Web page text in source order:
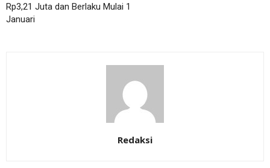
Rp3,21 Juta dan Berlaku Mulai 1
Januari
Redaksi